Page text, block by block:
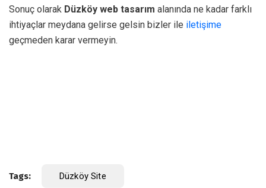
Sonuç olarak Düzköy web tasarım alanında ne kadar farklı
ihtiyaçlar meydana gelirse gelsin bizler ile iletişime
geçmeden karar vermeyin.
Tags: Düzköy Site